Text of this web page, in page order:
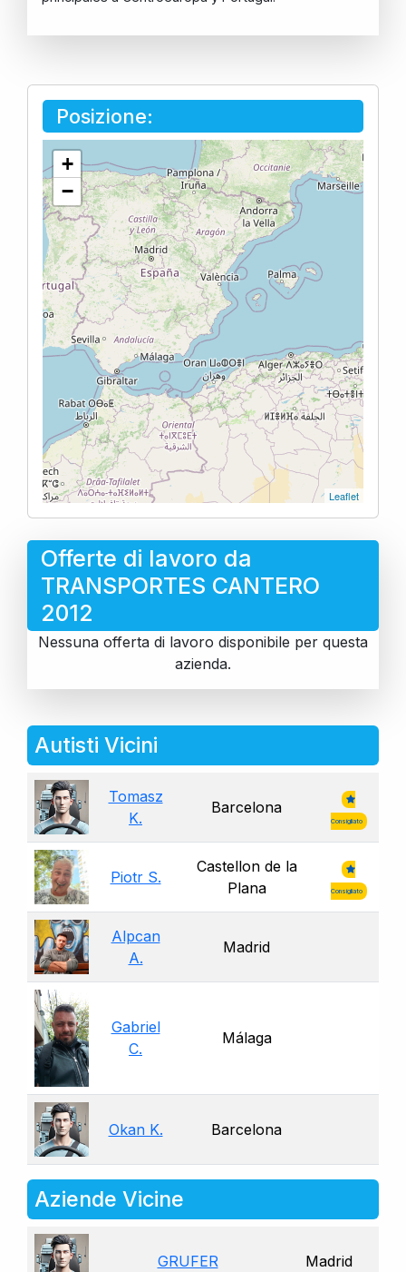
Posizione:
+
−
Leaflet
Offerte di lavoro da
TRANSPORTES CANTERO
2012
Nessuna offerta di lavoro disponibile per questa
azienda.
Autisti Vicini
Tomasz
K.
Barcelona
Consigliato
Piotr S.
Castellon de la
Plana
Consigliato
Alpcan
A.
Madrid
Gabriel
C.
Málaga
Okan K. Barcelona
Aziende Vicine
GRUFER Madrid